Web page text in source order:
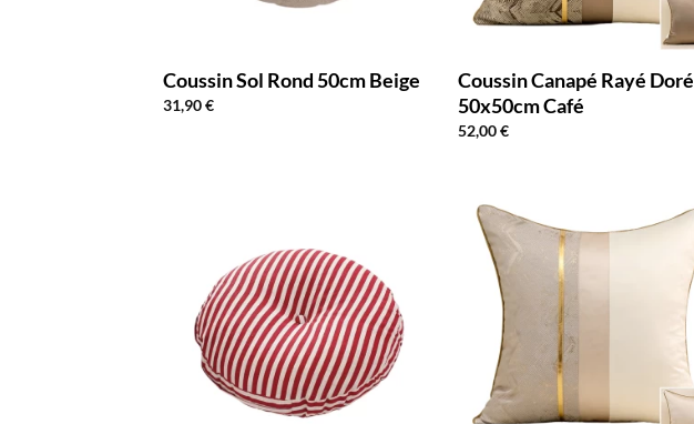
Coussin Sol Rond 50cm Beige
31,90€
Coussin Canapé Rayé Doré
50x50cm Café
52,00€